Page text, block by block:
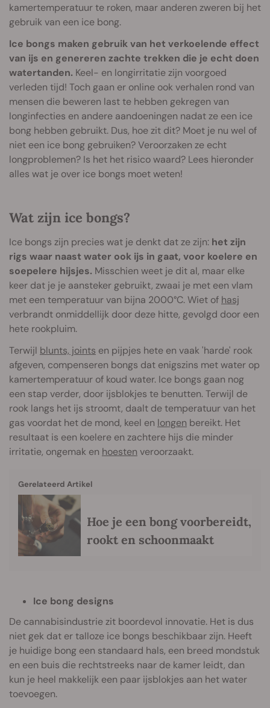
kamertemperatuur te roken, maar anderen zweren bij het
gebruik van een ice bong.
Ice bongs maken gebruik van het verkoelende effect
van ijs en genereren zachte trekken die je echt doen
watertanden. Keel- en longirritatie zijn voorgoed
verleden tijd! Toch gaan er online ook verhalen rond van
mensen die beweren last te hebben gekregen van
longinfecties en andere aandoeningen nadat ze een ice
bong hebben gebruikt. Dus, hoe zit dit? Moet je nu wel of
niet een ice bong gebruiken? Veroorzaken ze echt
longproblemen? Is het het risico waard? Lees hieronder
alles wat je over ice bongs moet weten!
Wat zijn ice bongs?
Ice bongs zijn precies wat je denkt dat ze zijn: het zijn
rigs waar naast water ook ijs in gaat, voor koelere en
soepelere hijsjes. Misschien weet je dit al, maar elke
keer dat je je aansteker gebruikt, zwaai je met een vlam
met een temperatuur van bijna 2000°C. Wiet of hasj
verbrandt onmiddellijk door deze hitte, gevolgd door een
hete rookpluim.
Terwijl blunts, joints en pijpjes hete en vaak 'harde' rook
afgeven, compenseren bongs dat enigszins met water op
kamertemperatuur of koud water. Ice bongs gaan nog
een stap verder, door ijsblokjes te benutten. Terwijl de
rook langs het ijs stroomt, daalt de temperatuur van het
gas voordat het de mond, keel en longen bereikt. Het
resultaat is een koelere en zachtere hijs die minder
irritatie, ongemak en hoesten veroorzaakt.
Gerelateerd Artikel
Hoe je een bong voorbereidt,
rookt en schoonmaakt
Ice bong designs
De cannabisindustrie zit boordevol innovatie. Het is dus
niet gek dat er talloze ice bongs beschikbaar zijn. Heeft
je huidige bong een standaard hals, een breed mondstuk
en een buis die rechtstreeks naar de kamer leidt, dan
kun je heel makkelijk een paar ijsblokjes aan het water
toevoegen.